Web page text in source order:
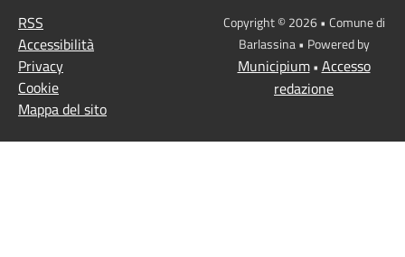
RSS
Accessibilità
Privacy
Cookie
Mappa del sito
Copyright © 2026 • Comune di
Barlassina • Powered by
Municipium• Accesso
redazione